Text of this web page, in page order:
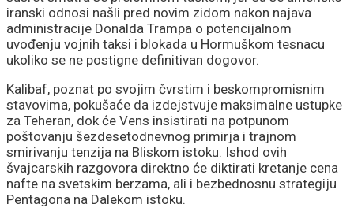
iranski odnosi našli pred novim zidom nakon najava
administracije Donalda Trampa o potencijalnom
uvođenju vojnih taksi i blokada u Hormuškom tesnacu
ukoliko se ne postigne definitivan dogovor.
Kalibaf, poznat po svojim čvrstim i beskompromisnim
stavovima, pokušaće da izdejstvuje maksimalne ustupke
za Teheran, dok će Vens insistirati na potpunom
poštovanju šezdesetodnevnog primirja i trajnom
smirivanju tenzija na Bliskom istoku. Ishod ovih
švajcarskih razgovora direktno će diktirati kretanje cena
nafte na svetskim berzama, ali i bezbednosnu strategiju
Pentagona na Dalekom istoku.